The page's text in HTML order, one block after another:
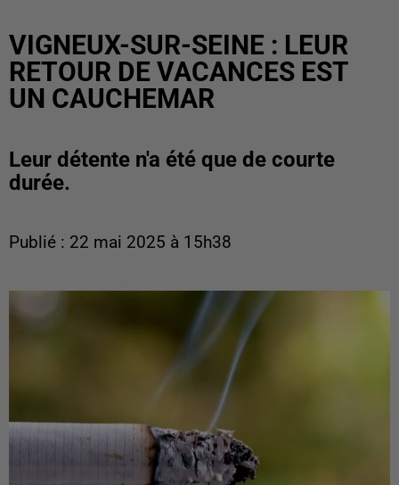
VIGNEUX-SUR-SEINE : LEUR
RETOUR DE VACANCES EST
UN CAUCHEMAR
Leur détente n'a été que de courte
durée.
Publié : 22 mai 2025 à 15h38